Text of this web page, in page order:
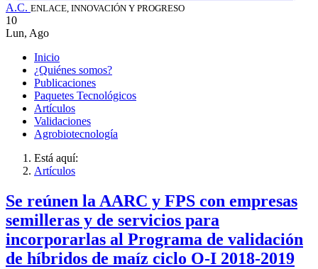
A.C. ENLACE, INNOVACIÓN Y PROGRESO
10
Lun, Ago
Inicio
¿Quiénes somos?
Publicaciones
Paquetes Tecnológicos
Artículos
Validaciones
Agrobiotecnología
Está aquí:
Artículos
Se reúnen la AARC y FPS con empresas
semilleras y de servicios para
incorporarlas al Programa de validación
de híbridos de maíz ciclo O-I 2018-2019